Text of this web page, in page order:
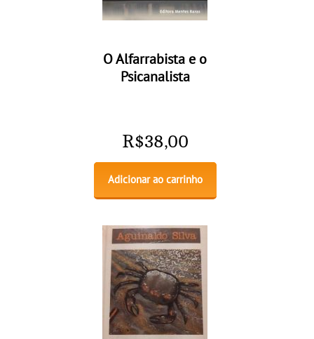
O Alfarrabista e o
Psicanalista
R$38,00
Adicionar ao carrinho